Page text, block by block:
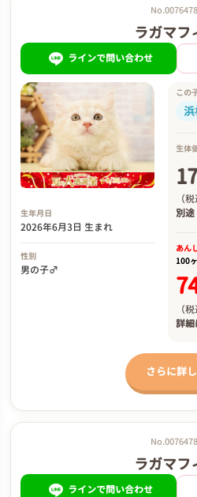
ラガマフ
ラインで問い合わせ
生年月日
2026年6月3日 生まれ
性別
男の子♂
この
生体
（
別途
あん
100
（
詳細
さらに詳
ラガマフ
ラインで問い合わせ